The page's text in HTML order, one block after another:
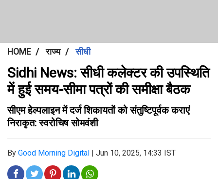
HOME राज्य सीधी
Sidhi News: सीधी कलेक्टर की उपस्थिति
में हुई समय-सीमा पत्रों की समीक्षा बैठक
सीएम हेल्पलाइन में दर्ज शिकायतों को संतुष्टिपूर्वक कराएं
निराकृत: स्वरोचिष सोमवंशी
By Good Morning Digital | Jun 10, 2025, 14:33 IST